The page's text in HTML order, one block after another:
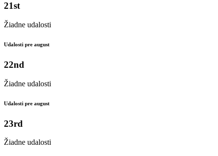
21st
Žiadne udalosti
Udalosti pre august
22nd
Žiadne udalosti
Udalosti pre august
23rd
Žiadne udalosti